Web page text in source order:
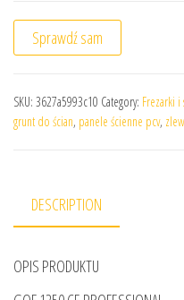
Sprawdź sam
SKU: 3627a5993c10 Category: Frezarki i
grunt do ścian, panele ścienne pcv,
DESCRIPTION
OPIS PRODUKTU